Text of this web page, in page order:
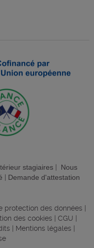
stagiaires| Nous
Demande d'attestation
protection des données
des cookies CGU
Mentions légales